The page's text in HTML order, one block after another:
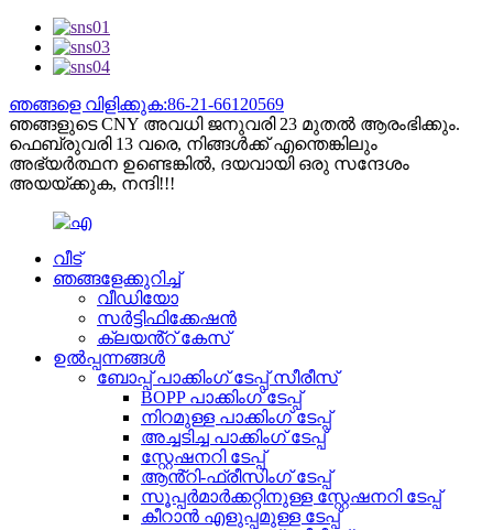
ഞങ്ങളെ വിളിക്കുക:86-21-66120569
ഞങ്ങളുടെ CNY അവധി ജനുവരി 23 മുതൽ ആരംഭിക്കും.
ഫെബ്രുവരി 13 വരെ, നിങ്ങൾക്ക് എന്തെങ്കിലും
അഭ്യർത്ഥന ഉണ്ടെങ്കിൽ, ദയവായി ഒരു സന്ദേശം
അയയ്ക്കുക, നന്ദി!!!
വീട്
ഞങ്ങളേക്കുറിച്ച്
വീഡിയോ
സർട്ടിഫിക്കേഷൻ
ക്ലയൻ്റ് കേസ്
ഉൽപ്പന്നങ്ങൾ
ബോപ്പ് പാക്കിംഗ് ടേപ്പ് സീരീസ്
BOPP പാക്കിംഗ് ടേപ്പ്
നിറമുള്ള പാക്കിംഗ് ടേപ്പ്
അച്ചടിച്ച പാക്കിംഗ് ടേപ്പ്
സ്റ്റേഷനറി ടേപ്പ്
ആൻ്റി-ഫ്രീസിംഗ് ടേപ്പ്
സൂപ്പർമാർക്കറ്റിനുള്ള സ്റ്റേഷനറി ടേപ്പ്
കീറാൻ എളുപ്പമുള്ള ടേപ്പ്